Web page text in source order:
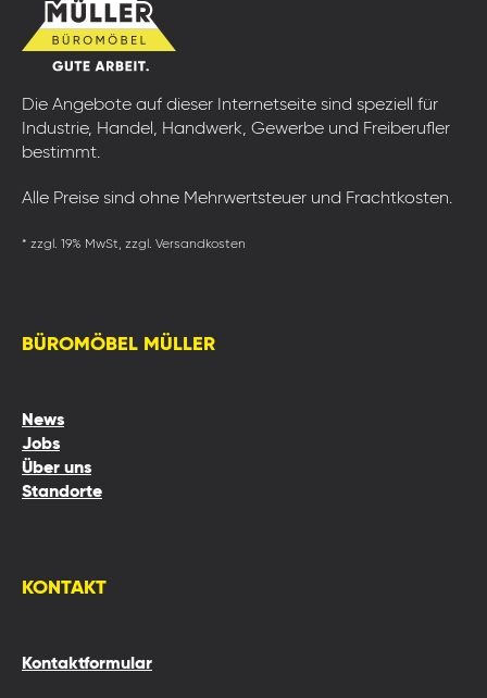
Die Angebote auf dieser Internetseite sind speziell für
Industrie, Handel, Handwerk, Gewerbe und Freiberufler
bestimmt.
Alle Preise sind ohne Mehrwertsteuer und Frachtkosten.
* zzgl. 19% MwSt, zzgl. Versandkosten
BÜROMÖBEL MÜLLER
News
Jobs
Über uns
Standorte
KONTAKT
Kontaktformular